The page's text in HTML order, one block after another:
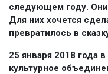
следующем году. Они
Для них хочется
превратилось в
25 января 2018 года
культурное